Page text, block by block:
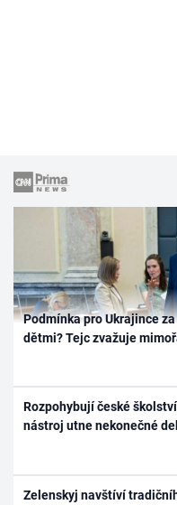
Podmínka pro Ukrajince
dětmi? Tejc zvažuje
Rozpohybují české
nástroj utne nekonečné
Zelenskyj navštíví